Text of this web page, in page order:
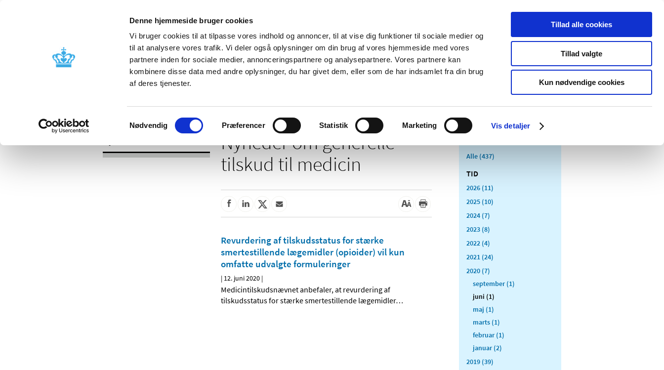
Denne hjemmeside bruger cookies
Vi bruger cookies til at tilpasse vores indhold og annoncer, til at vise dig funktioner til sociale medier og
til at analysere vores trafik. Vi deler også oplysninger om din brug af vores hjemmeside med vores
partnere inden for sociale medier, annonceringspartnere og analysepartnere. Vores partnere kan
kombinere disse data med andre oplysninger, du har givet dem, eller som de har indsamlet fra din brug
af deres tjenester.
Samtykkevalg
Nødvendig Præferencer Statistik Marketing Vis detaljer
Tillad alle cookies
Tillad valgte
Kun nødvendige cookies
Nyheder Om os Kontakt Udgivelser
Godkendelse og
Bivirkninger og
produktinformation
Tilskud og
Apoteker og salg af
Medicinsk
Særlige
produktområder
Nyheder om generelle
tilskud til medicin
Revurdering af tilskudsstatus for stærke
smertestillende lægemidler (opioider) vil kun
omfatte udvalgte formuleringer
| 12. juni 2020 |
Medicintilskudsnævnet anbefaler, at revurdering af
tilskudsstatus for stærke smertestillende lægemidler…
Alle (437)
TID
2026 (11)
2025 (10)
2024 (7)
2023 (8)
2022 (4)
2021 (24)
2020 (7)
september (1)
juni (1)
maj (1)
marts (1)
februar (1)
januar (2)
2019 (39)